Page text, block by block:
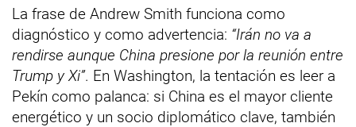
La frase de Andrew Smith funciona como
diagnóstico y como advertencia: “Irán no va a
rendirse aunque China presione por la reunión entre
Trump y Xi”. En Washington, la tentación es leer a
Pekín como palanca: si China es el mayor cliente
energético y un socio diplomático clave, también